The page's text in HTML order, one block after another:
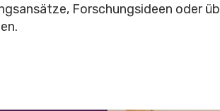
Forschungsideen oder